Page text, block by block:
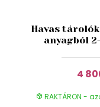
Havas
anyagból
4
RAKTÁRON -